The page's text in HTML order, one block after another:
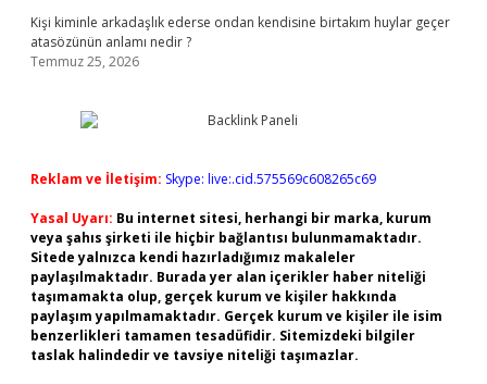
Kişi kiminle arkadaşlık ederse ondan kendisine birtakım huylar geçer
atasözünün anlamı nedir ?
Temmuz 25, 2026
Reklam ve İletişim: Skype: live:.cid.575569c608265c69
Yasal Uyarı: Bu internet sitesi, herhangi bir marka, kurum
veya şahıs şirketi ile hiçbir bağlantısı bulunmamaktadır.
Sitede yalnızca kendi hazırladığımız makaleler
paylaşılmaktadır. Burada yer alan içerikler haber niteliği
taşımamakta olup, gerçek kurum ve kişiler hakkında
paylaşım yapılmamaktadır. Gerçek kurum ve kişiler ile isim
benzerlikleri tamamen tesadüfidir. Sitemizdeki bilgiler
taslak halindedir ve tavsiye niteliği taşımazlar.